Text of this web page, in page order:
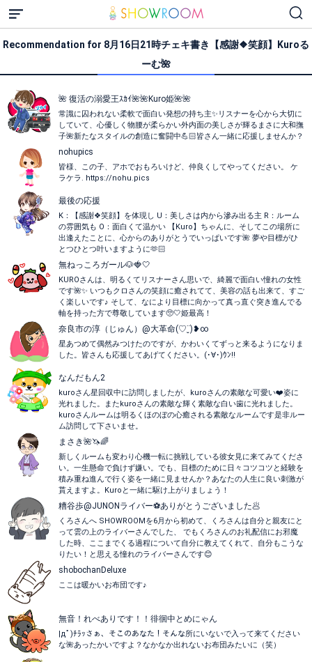
Recommendation for 8月16日21時チェキ書き【感謝❖笑顔】Kuroる
ーむ🌺
🌺 復活の溺愛王ｽｶｲ🌺🌺Kuro姫🌺🌺
常識に囚われない柔軟で面白い発想の持ち主✨リスナーを心から大切に
していて、心優しく物腰が柔らかい外内面の美しさが輝るまさに大和撫
子🌺新たなスタイルの創造に奮闘中💪🏻皆さん一緒に応援しませんか？
nohupics
皆様、この子、アホでおもろいけど、仲良くしてやってください。 ケ
ラケラ. https://nohu.pics
最後の応援
K：【感謝❖笑顔】を体現し U：美しさは内から滲み出る主 R：ルーム
の雰囲気も O：面白くて温かい 【Kuro】ちゃんに、そしてこの場所に
出逢えたことに、心からのありがとうでいっぱいです🌺 夢や目標がひ
とつひとつ叶いますように︎︎🫶🏻
無ねっころガール🐶🍓🤍
KUROさんは、明るくてリスナーさん思いで、綺麗で面白い憧れの女性
です🌺✨ いつもクロさんの笑顔に癒されてて、美容の話も出来て、すご
く楽しいです♪ そして、なにより目標に向かって真っ直ぐ突き進んでる
軸を持った方で尊敬しています🥺🤍姫最高！
奈良市の淳（じゅん）@大革命(♡¨̮)❥ ∞
星あつめて偶然みつけたのですが、かわいくてずっと来るようになりま
した。皆さんも応援してあげてください。(･∀･)ｳﾝ!!
なんだもん2
kuroさん星回収中に訪問しましたが、kuroさんの素敵な可愛い❤️姿に
光れました。またkuroさんの素敵な輝く素敵な白い歯に光れました。
kuroさんルームは明るくほのぼの心癒される素敵なルームです是非ルー
ム訪問して下さいませ。
まさき🌺🦄🌈
新しくルームも変わり心機一転に挑戦している彼女見に来てみてくださ
い。一生懸命で負けず嫌い。でも、目標のために日々コツコツと経験を
積み重ね進んで行く姿を一緒に見ませんか？あなたの人生に良い刺激が
貰えますよ。Kuroと一緒に駆け上がりましょう！
糟谷歩@JUNONライバー⚽️ありがとうございました🥟
くろさんへ SHOWROOMを6月から初めて、くろさんは自分と親友にと
って雲の上のライバーさんでした、 でもくろさんのお礼配信にお邪魔
した時、ここまでくる過程について自分に教えてくれて、自分もこうな
りたい！と思える憧れのライバーさんです😊
shobochanDeluxe
ここは暖かいお布団です♪
無音！れべありです！！徘徊中とめにゃん
|дﾟ)ﾁﾗｯさぁ、そこのあなた！そんな所にいないで入って来てください
な🌺あったかいですよ？なかなか出れないお布団みたいに（笑）